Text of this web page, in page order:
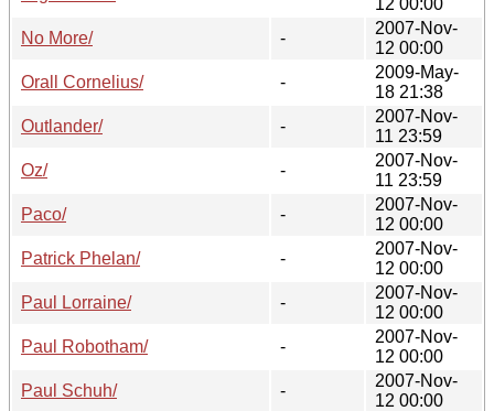
No More/
-
2007-Nov-
12 00:00
Orall Cornelius/
-
2009-May-
18 21:38
Outlander/
-
2007-Nov-
11 23:59
Oz/
-
2007-Nov-
11 23:59
Paco/
-
2007-Nov-
12 00:00
Patrick Phelan/
-
2007-Nov-
12 00:00
Paul Lorraine/
-
2007-Nov-
12 00:00
Paul Robotham/
-
2007-Nov-
12 00:00
Paul Schuh/
-
2007-Nov-
12 00:00